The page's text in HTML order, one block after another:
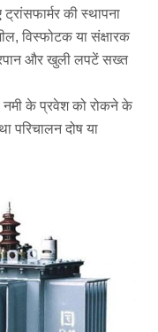
की स्थापना
विस्फोटक या संक्षारक
और खुली लपटें सख्त
नमी के प्रवेश को रोकने के
परिचालन दोष या